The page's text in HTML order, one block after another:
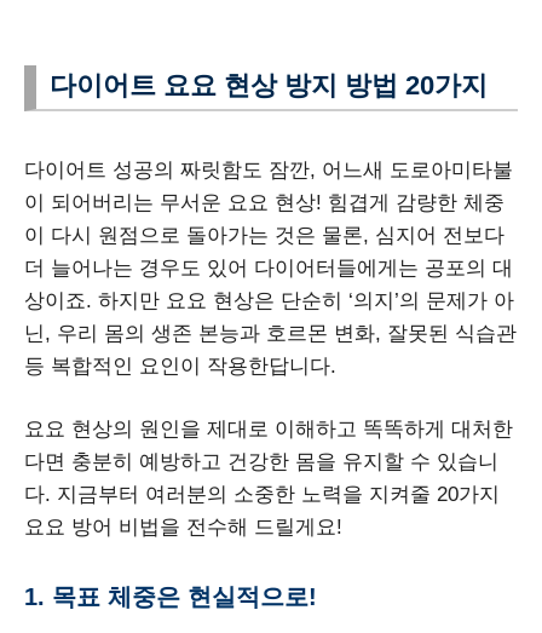
다이어트 요요 현상 방지 방법 20가지
다이어트 성공의 짜릿함도 잠깐, 어느새 도로아미타불
이 되어버리는 무서운 요요 현상! 힘겹게 감량한 체중
이 다시 원점으로 돌아가는 것은 물론, 심지어 전보다
더 늘어나는 경우도 있어 다이어터들에게는 공포의 대
상이죠. 하지만 요요 현상은 단순히 ‘의지’의 문제가 아
닌, 우리 몸의 생존 본능과 호르몬 변화, 잘못된 식습관
등 복합적인 요인이 작용한답니다.
요요 현상의 원인을 제대로 이해하고 똑똑하게 대처한
다면 충분히 예방하고 건강한 몸을 유지할 수 있습니
다. 지금부터 여러분의 소중한 노력을 지켜줄 20가지
요요 방어 비법을 전수해 드릴게요!
1. 목표 체중은 현실적으로!